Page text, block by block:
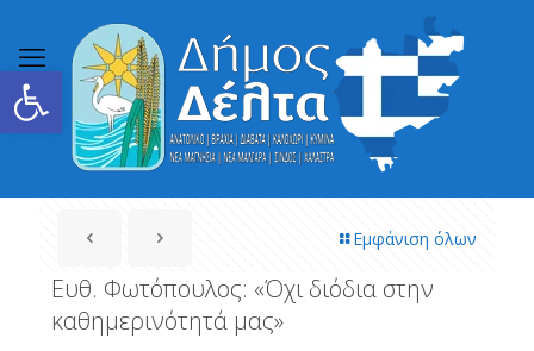
Ανοίξτε τη γραμμή εργαλείων
Εμφάνιση όλων
Ευθ. Φωτόπουλος: «Όχι διόδια στην
καθημερινότητά μας»